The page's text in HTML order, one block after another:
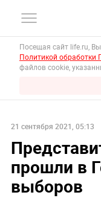
Посещая сайт life.ru,
Политикой обработки
файлов cookie,
21 сентября 2021, 05:13
прошли в
выборов